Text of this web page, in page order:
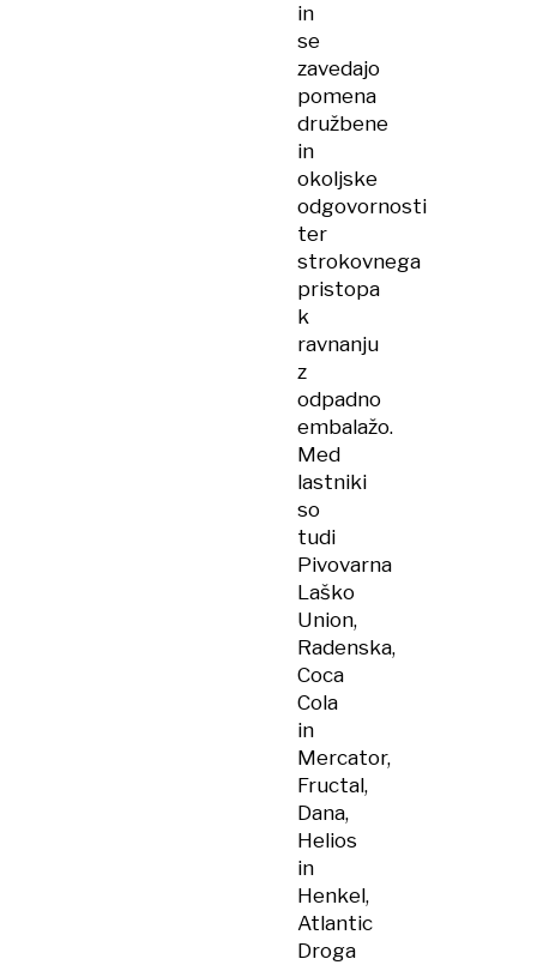
in
se
zavedajo
pomena
družbene
in
okoljske
odgovornosti
ter
strokovnega
pristopa
k
ravnanju
z
odpadno
embalažo.
Med
lastniki
so
tudi
Pivovarna
Laško
Union,
Radenska,
Coca
Cola
in
Mercator,
Fructal,
Dana,
Helios
in
Henkel,
Atlantic
Droga